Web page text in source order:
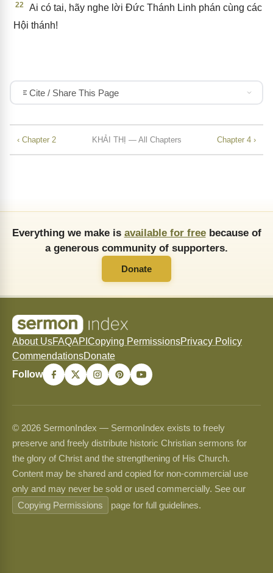
22
Ai có tai, hãy nghe lời Đức Thánh Linh phán cùng các
Hội thánh!
Cite / Share This Page
‹ Chapter 2 KHẢI THỊ — All Chapters Chapter 4 ›
Everything we make is available for freebecause of
a generous community of supporters.
Donate
About UsFAQAPI Copying PermissionsPrivacy Policy
CommendationsDonate
Follow
© 2026 SermonIndex — SermonIndex exists to freely
preserve and freely distribute historic Christian sermons for
the glory of Christ and the strengthening of His Church.
Content may be shared and copied for non-commercial use
only and may never be sold or used commercially. See our
Copying Permissions
page for full guidelines.